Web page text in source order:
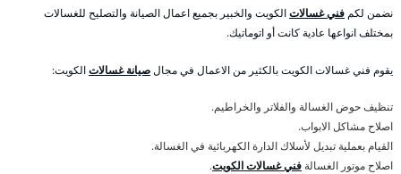
نضمن لكمفني غسالاتالكويت والخبير بجميع اعمال الصيانة والتصليح للغسالات
بمختلف انواعها عادية كانت أو اتوماتيك.
يقوم فني غسالات الكويت بالكثير من الاعمال في مجالصيانة غسالاتالكويت:
تنظيف حوض الغسالة والفلاتر والخراطيم.
اصلاح مشاكل الابواب.
القيام بعملية تبديل لأسلاك الدارة الكهربائية في الغسالة.
اصلاح موتور الغسالة فني غسالات الكويت.